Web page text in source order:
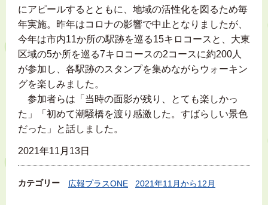
にアピールするとともに、地域の活性化を図るため毎
年実施。昨年はコロナの影響で中止となりましたが、
今年は市内11か所の駅跡を巡る15キロコースと、大東
区域の5か所を巡る7キロコースの2コースに約200人
が参加し、各駅跡のスタンプを集めながらウォーキン
グを楽しみました。
参加者らは「当時の面影が残り、とても楽しかっ
た」「初めて潮騒橋を渡り感激した。すばらしい景色
だった」と話しました。
2021年11月13日
カテゴリー 広報プラスONE 2021年11月から12月